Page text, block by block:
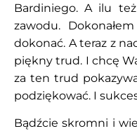
Bardiniego. A ilu
zawodu.
dokonać. A teraz z
piękny trud. I chcę
za ten trud
podziękować. I
Bądźcie skromni i